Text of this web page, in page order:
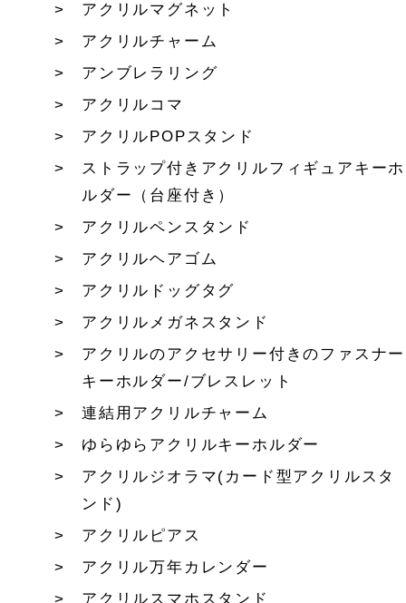
アクリルマグネット
アクリルチャーム
アンブレラリング
アクリルコマ
アクリルPOPスタンド
ストラップ付きアクリルフィギュアキーホ
ルダー（台座付き）
アクリルペンスタンド
アクリルヘアゴム
アクリルドッグタグ
アクリルメガネスタンド
アクリルのアクセサリー付きのファスナー
キーホルダー/ブレスレット
連結用アクリルチャーム
ゆらゆらアクリルキーホルダー
アクリルジオラマ(カード型アクリルスタ
ンド)
アクリルピアス
アクリル万年カレンダー
アクリルスマホスタンド